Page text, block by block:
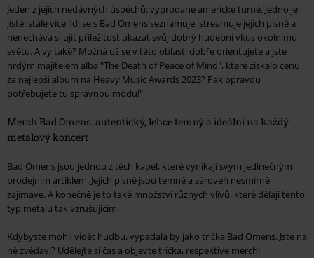
Jeden z jejich nedávných úspěchů: vyprodané americké turné. Jedno je
jisté: stále více lidí se s Bad Omens seznamuje, streamuje jejich písně a
nenechává si ujít příležitost ukázat svůj dobrý hudební vkus okolnímu
světu. A vy také? Možná už se v této oblasti dobře orientujete a jste
hrdým majitelem alba "The Death of Peace of Mind", které získalo cenu
za nejlepší album na Heavy Music Awards 2023? Pak opravdu
potřebujete tu správnou módu!"
Merch Bad Omens: autentický, lehce temný a ideální na každý
metalový koncert
Bad Omens jsou jednou z těch kapel, které vynikají svým jedinečným
prodejním artiklem. Jejich písně jsou temné a zároveň nesmírně
zajímavé. A konečně je to také množství různých vlivů, které dělají tento
typ metalu tak vzrušujícím.
Kdybyste mohli vidět hudbu, vypadala by jako trička Bad Omens. Jste na
ně zvědaví? Udělejte si čas a objevte trička, respektive merch!